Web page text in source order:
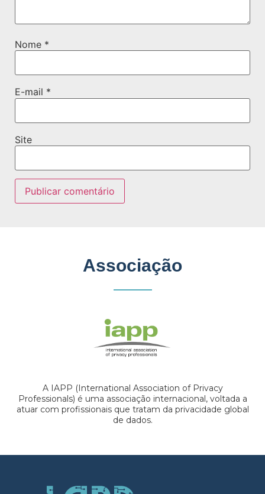
Nome *
E-mail *
Site
Associação
A IAPP (International Association of Privacy
Professionals) é uma associação internacional, voltada a
atuar com profissionais que tratam da privacidade global
de dados.